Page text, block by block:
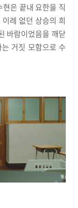
은 끝내 요한을 직
례 없던 상승의 희
바람이었음을 깨닫
거짓 모함으로 수